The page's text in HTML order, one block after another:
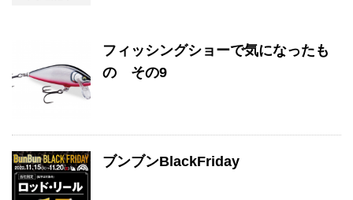
フィッシングショーで気になったも
の その9
ブンブンBlackFriday